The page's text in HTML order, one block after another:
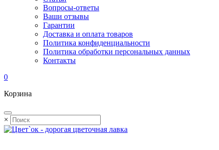
Вопросы-ответы
Ваши отзывы
Гарантии
Доставка и оплата товаров
Политика конфиденциальности
Политика обработки персональных данных
Контакты
0
Корзина
×